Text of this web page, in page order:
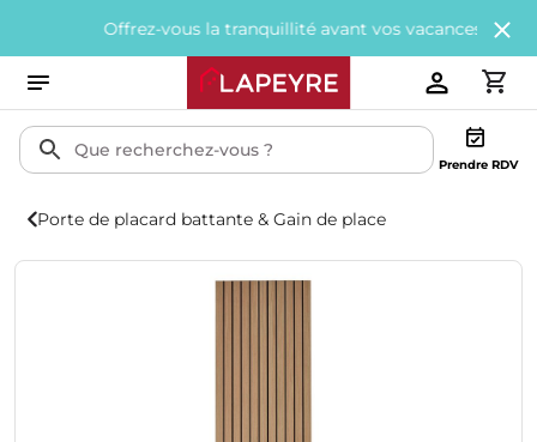
Offrez-vous la tranquillité avant vos vacances avec200€
Prendre RDV
Porte de placard battante & Gain de place